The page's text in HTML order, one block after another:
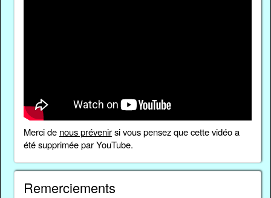
Merci de nous prévenirsi vous pensez que cette vidéo a
été supprimée par YouTube.
Remerciements